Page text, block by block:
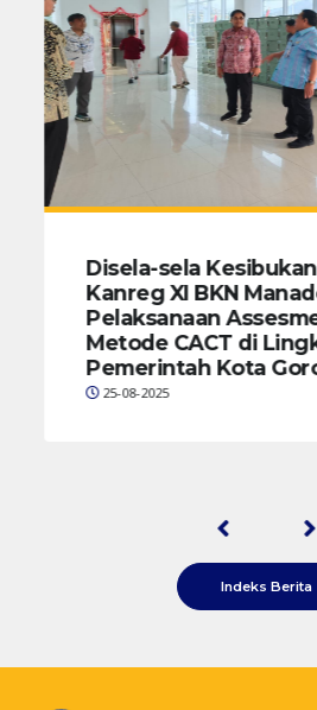
Disela-sela
Kanreg XI BKN
Pelaksanaan
Metode CACT di
Pemerintah Kota
25-08-2025
Indeks Berita